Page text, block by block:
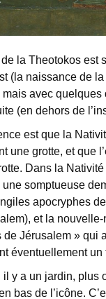
de la Theotokos est
(la naissance de
avec quelques
(en dehors de
est que la
une grotte, et que
Dans la
somptueuse
apocryphes
et la
de Jérusalem » qui
éventuellement
il y a un jardin, plus
bas de l’icône.